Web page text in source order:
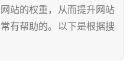
站的权重，从而提升网站
有帮助的。以下是根据搜